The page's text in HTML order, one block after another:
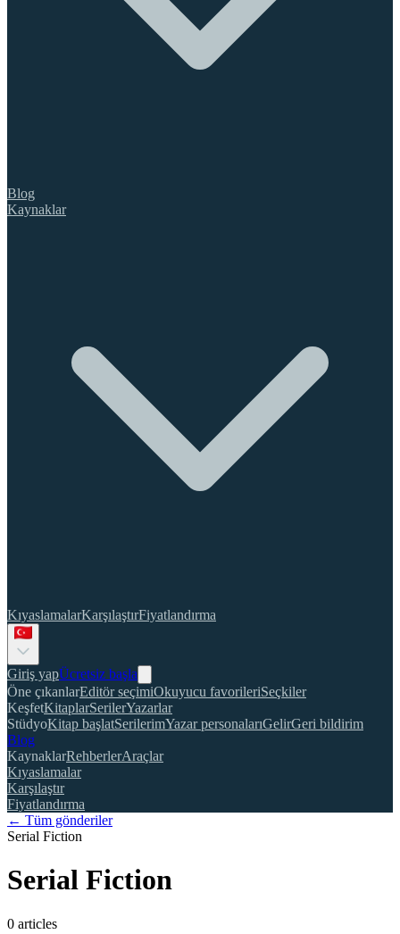
Blog
Kaynaklar
KıyaslamalarKarşılaştırFiyatlandırma
Giriş yapÜcretsiz başla
Öne çıkanlarEditör seçimiOkuyucu favorileriSeçkiler
KeşfetKitaplarSerilerYazarlar
StüdyoKitap başlatSerilerimYazar personalarıGelirGeri bildirim
Blog
KaynaklarRehberlerAraçlar
Kıyaslamalar
Karşılaştır
Fiyatlandırma
← Tüm gönderiler
Serial Fiction
Serial Fiction
0 articles